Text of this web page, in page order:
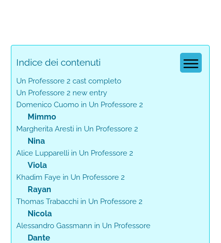
Indice dei contenuti
Un Professore 2 cast completo
Un Professore 2 new entry
Domenico Cuomo in Un Professore 2
Mimmo
Margherita Aresti in Un Professore 2
Nina
Alice Lupparelli in Un Professore 2
Viola
Khadim Faye in Un Professore 2
Rayan
Thomas Trabacchi in Un Professore 2
Nicola
Alessandro Gassmann in Un Professore
Dante